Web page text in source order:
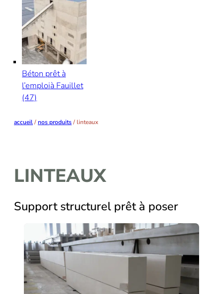
Béton prêt à
l’emploià Fauillet
(47)
accueil/nos produits/linteaux
LINTEAUX
Support structurel prêt à poser